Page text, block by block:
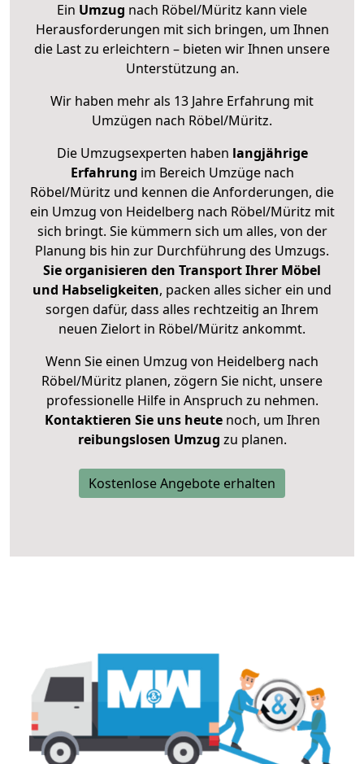
Ein Umzug nach Röbel/Müritz kann viele
Herausforderungen mit sich bringen, um Ihnen
die Last zu erleichtern – bieten wir Ihnen unsere
Unterstützung an.
Wir haben mehr als 13 Jahre Erfahrung mit
Umzügen nach Röbel/Müritz.
Die Umzugsexperten haben langjährige
Erfahrung im Bereich Umzüge nach
Röbel/Müritz und kennen die Anforderungen, die
ein Umzug von Heidelberg nach Röbel/Müritz mit
sich bringt. Sie kümmern sich um alles, von der
Planung bis hin zur Durchführung des Umzugs.
Sie organisieren den Transport Ihrer Möbel
und Habseligkeiten, packen alles sicher ein und
sorgen dafür, dass alles rechtzeitig an Ihrem
neuen Zielort in Röbel/Müritz ankommt.
Wenn Sie einen Umzug von Heidelberg nach
Röbel/Müritz planen, zögern Sie nicht, unsere
professionelle Hilfe in Anspruch zu nehmen.
Kontaktieren Sie uns heutenoch, um Ihren
reibungslosen Umzug zu planen.
Kostenlose Angebote erhalten